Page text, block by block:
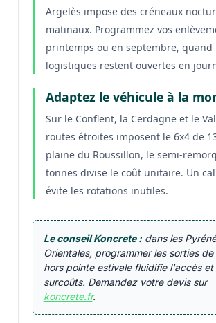
Argelès impose des créneaux
matinaux. Programmez vos
printemps ou en septembre, quand
logistiques restent ouvertes en
Adaptez le véhicule à la
Sur le Conflent, la Cerdagne et le
routes étroites imposent le 6x4 de
plaine du Roussillon, le semi-
tonnes divise le coût unitaire. Un
évite les rotations inutiles.
Le conseil Koncrete :dans les
Orientales, programmer les sorties
hors pointe estivale fluidifie l'accès et
surcoûts. Demandez votre devis sur
koncrete.fr.